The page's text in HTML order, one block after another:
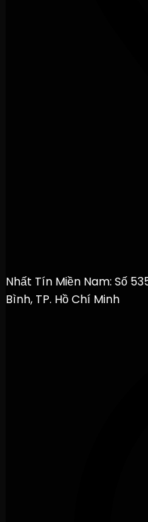
Nhất Tín Miền Nam: Số
Bình, TP. Hồ Chí Minh